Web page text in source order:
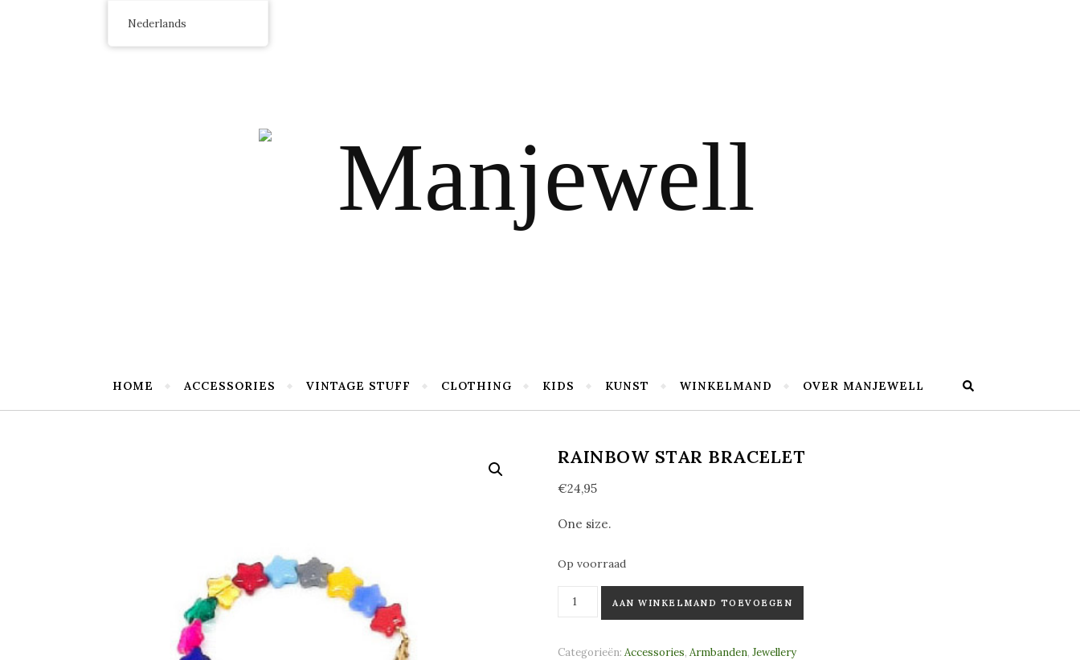
HOME ACCESSORIES VINTAGE STUFF CLOTHING KIDS KUNST WINKELMAND OVER MANJEWELL
RAINBOW STAR BRACELET
€24,95
One size.
Op voorraad
Rainbow Star Bracelet aantal
AAN WINKELMAND TOEVOEGEN
Categorieën: Accessories, Armbanden, Jewellery
Nederlands